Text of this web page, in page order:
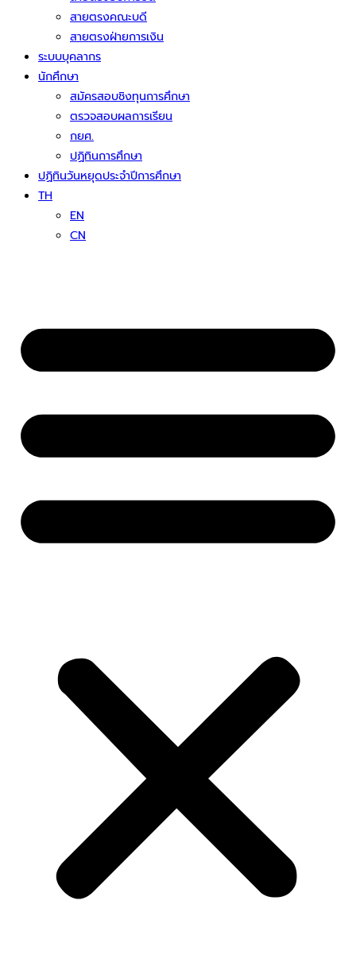
สายตรงคณะบดี
สายตรงฝ่ายการเงิน
ระบบบุคลากร
นักศึกษา
สมัครสอบชิงทุนการศึกษา
ตรวจสอบผลการเรียน
กยศ.
ปฏิทินการศึกษา
ปฏิทินวันหยุดประจำปีการศึกษา
TH
EN
CN